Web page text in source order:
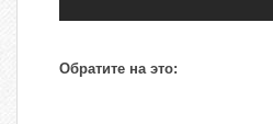
Обратите на это: